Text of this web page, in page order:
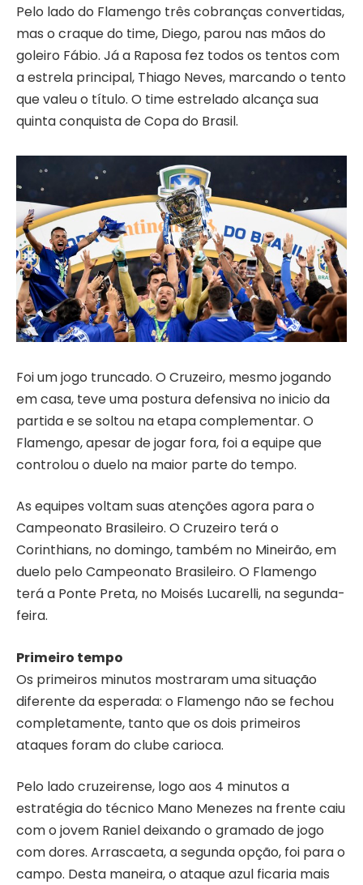
Pelo lado do Flamengo três cobranças convertidas,
mas o craque do time, Diego, parou nas mãos do
goleiro Fábio. Já a Raposa fez todos os tentos com
a estrela principal, Thiago Neves, marcando o tento
que valeu o título. O time estrelado alcança sua
quinta conquista de Copa do Brasil.
Foi um jogo truncado. O Cruzeiro, mesmo jogando
em casa, teve uma postura defensiva no inicio da
partida e se soltou na etapa complementar. O
Flamengo, apesar de jogar fora, foi a equipe que
controlou o duelo na maior parte do tempo.
As equipes voltam suas atenções agora para o
Campeonato Brasileiro. O Cruzeiro terá o
Corinthians, no domingo, também no Mineirão, em
duelo pelo Campeonato Brasileiro. O Flamengo
terá a Ponte Preta, no Moisés Lucarelli, na segunda-
feira.
Primeiro tempo
Os primeiros minutos mostraram uma situação
diferente da esperada: o Flamengo não se fechou
completamente, tanto que os dois primeiros
ataques foram do clube carioca.
Pelo lado cruzeirense, logo aos 4 minutos a
estratégia do técnico Mano Menezes na frente caiu
com o jovem Raniel deixando o gramado de jogo
com dores. Arrascaeta, a segunda opção, foi para o
campo. Desta maneira, o ataque azul ficaria mais